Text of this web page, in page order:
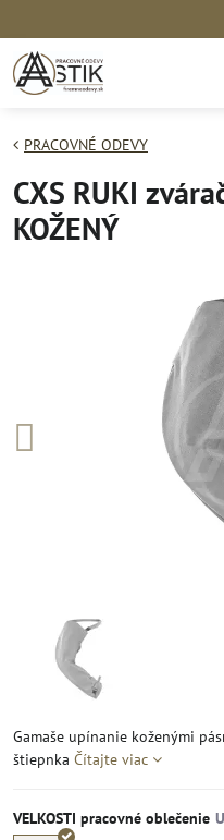
PRACOVNÉ ODEVY
CXS RUKI
KOŽENÝ
Gamaše upínanie koženými
štiepnka Čítajte viac
VELKOSTI pracovné oblečenie